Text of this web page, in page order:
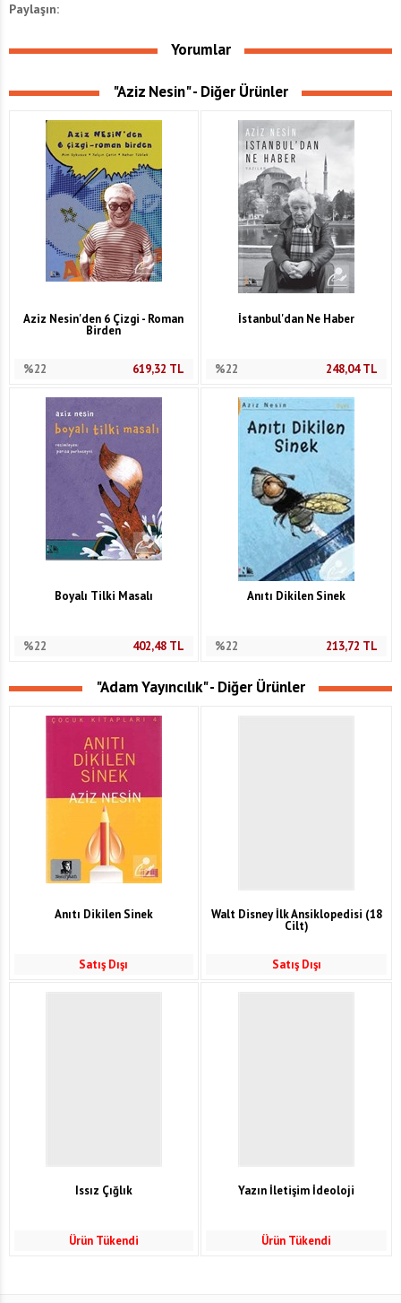
Paylaşın:
Yorumlar
"Aziz Nesin" - Diğer Ürünler
Aziz Nesin'den 6 Çizgi - Roman
Birden
%22 619,32 TL
İstanbul'dan Ne Haber
%22 248,04TL
Boyalı Tilki Masalı
%22 402,48TL
Anıtı Dikilen Sinek
%22 213,72 TL
"Adam Yayıncılık" - Diğer Ürünler
Anıtı Dikilen Sinek
Satış Dışı
Walt Disney İlk Ansiklopedisi (18
Cilt)
Satış Dışı
Issız Çığlık
Ürün Tükendi
Yazın İletişim İdeoloji
Ürün Tükendi